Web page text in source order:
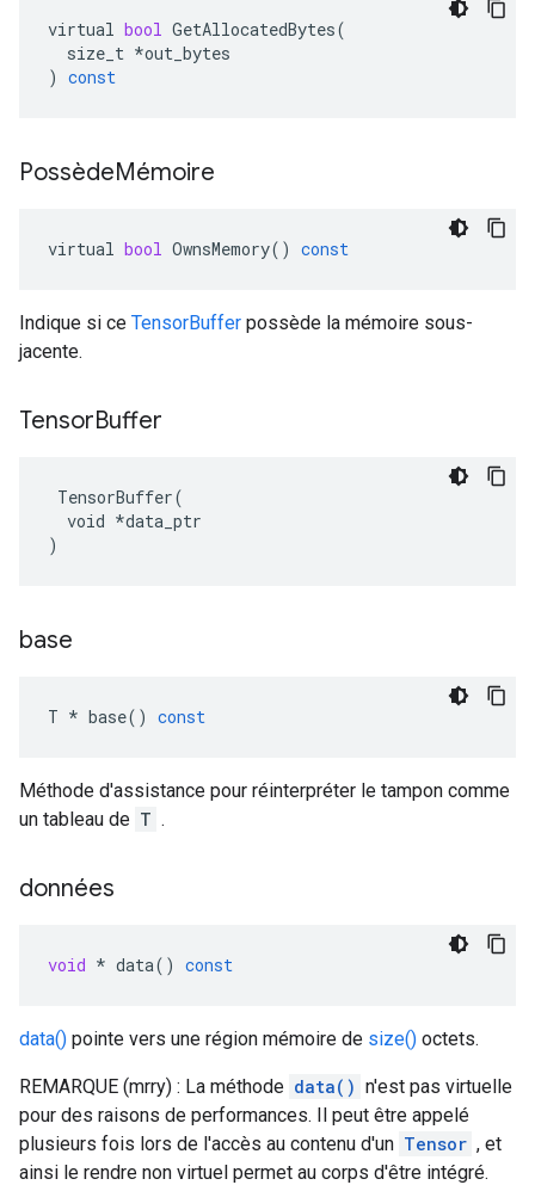
virtual bool GetAllocatedBytes(
size_t *out_bytes
) const
PossèdeMémoire
virtual bool OwnsMemory() const
Indique si ce TensorBuffer possède la mémoire sous-
jacente.
TensorBuffer
TensorBuffer(
  void *data_ptr
)
base
T * base() const
Méthode d'assistance pour réinterpréter le tampon comme
un tableau de T .
données
void * data() const
data() pointe vers une région mémoire de size() octets.
REMARQUE (mrry) : La méthode data() n'est pas virtuelle
pour des raisons de performances. Il peut être appelé
plusieurs fois lors de l'accès au contenu d'un Tensor , et
ainsi le rendre non virtuel permet au corps d'être intégré.